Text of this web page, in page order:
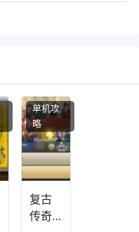
复古
传奇
单机攻
略